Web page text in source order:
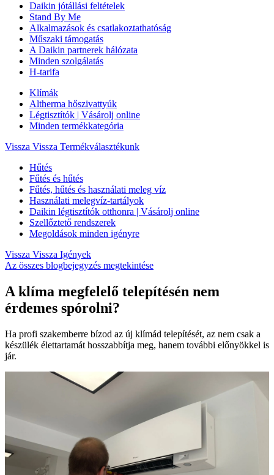
Daikin jótállási feltételek
Stand By Me
Alkalmazások és csatlakoztathatóság
Műszaki támogatás
A Daikin partnerek hálózata
Minden szolgálatás
H-tarifa
Klímák
Altherma hőszivattyúk
Légtisztítók | Vásárolj online
Minden termékkategória
Vissza Vissza Termékválasztékunk
Hűtés
Fűtés és hűtés
Fűtés, hűtés és használati meleg víz
Használati melegvíz-tartályok
Daikin légtisztítók otthonra | Vásárolj online
Szellőztető rendszerek
Megoldások minden igényre
Vissza Vissza Igények
Az összes blogbejegyzés megtekintése
A klíma megfelelő telepítésén nem
érdemes spórolni?
Ha profi szakemberre bízod az új klímád telepítését, az nem csak a
készülék élettartamát hosszabbítja meg, hanem további előnyökkel is
jár.